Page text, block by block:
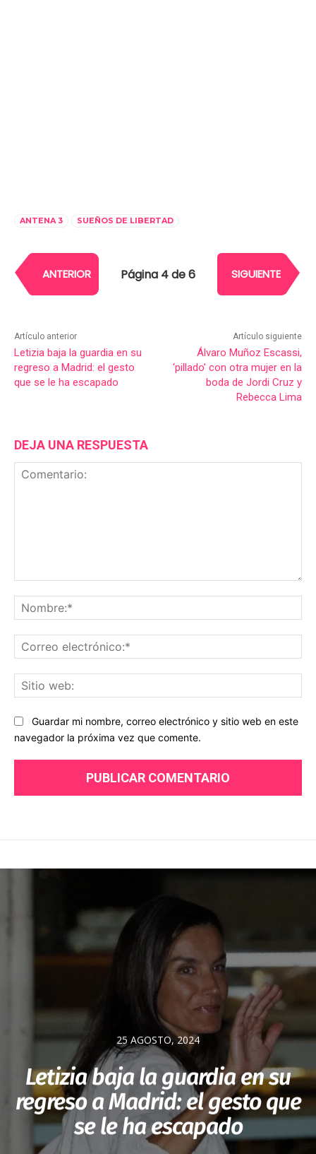
ANTENA 3 SUEÑOS DE LIBERTAD
ANTERIOR Página 4 de 6 SIGUIENTE
Artículo anterior
Letizia baja la guardia en su
regreso a Madrid: el gesto
que se le ha escapado
Artículo siguiente
Álvaro Muñoz Escassi,
‘pillado’ con otra mujer en la
boda de Jordi Cruz y
Rebecca Lima
DEJA UNA RESPUESTA
Guardar mi nombre, correo electrónico y sitio web en este
navegador la próxima vez que comente.